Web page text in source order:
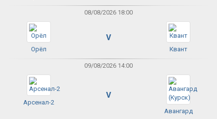
08/08/2026 18:00
Орёл
V
Квант
09/08/2026 14:00
Арсенал-2
V
Авангард